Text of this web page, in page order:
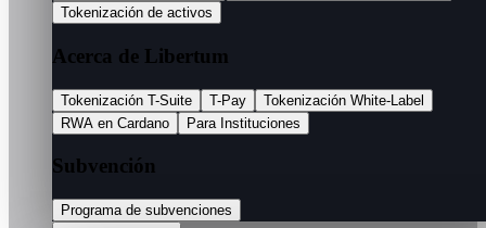
Tokenización de activos
Acerca de Libertum
Tokenización T-Suite T-Pay
Tokenización White-Label
RWA en Cardano
Para Instituciones
Subvención
Programa de subvenciones